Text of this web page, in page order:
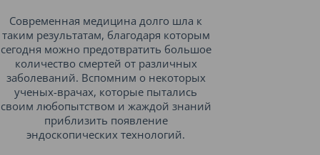
Современная медицина долго шла к
таким результатам, благодаря которым
сегодня можно предотвратить большое
количество смертей от различных
заболеваний. Вспомним о некоторых
ученых-врачах, которые пытались
своим любопытством и жаждой знаний
приблизить появление
эндоскопических технологий.